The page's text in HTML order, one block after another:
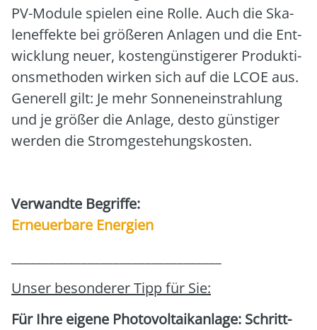
PV-Modu­le spie­len eine Rol­le. Auch die Ska­
len­ef­fek­te bei grö­ße­ren Anla­gen und die Ent­
wick­lung neu­er, kos­ten­güns­ti­ge­rer Pro­duk­ti­
ons­me­tho­den wir­ken sich auf die LCOE aus.
Gene­rell gilt: Je mehr Son­nen­ein­strah­lung
und je grö­ßer die Anla­ge, des­to güns­ti­ger
wer­den die Strom­ge­ste­hungs­kos­ten.
Ver­wand­te Begrif­fe:
Erneu­er­ba­re Ener­gien
Unser beson­de­rer Tipp für Sie:
Für Ihre eige­ne Pho­to­vol­ta­ik­an­la­ge: Schritt-